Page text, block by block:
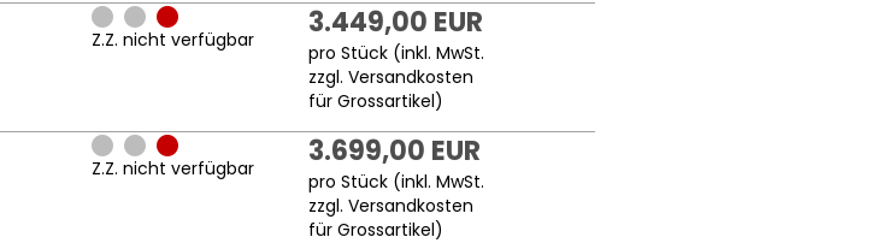
Z.Z. nicht verfügbar 3.449,00 EUR
pro Stück (inkl. MwSt.
zzgl.Versandkosten
für Grossartikel)
Z.Z. nicht verfügbar 3.699,00 EUR
pro Stück (inkl. MwSt.
zzgl.Versandkosten
für Grossartikel)